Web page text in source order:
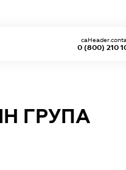
0 (800) 210
ГРУПА